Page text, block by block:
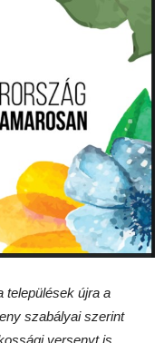
települések újra a
szabályai szerint